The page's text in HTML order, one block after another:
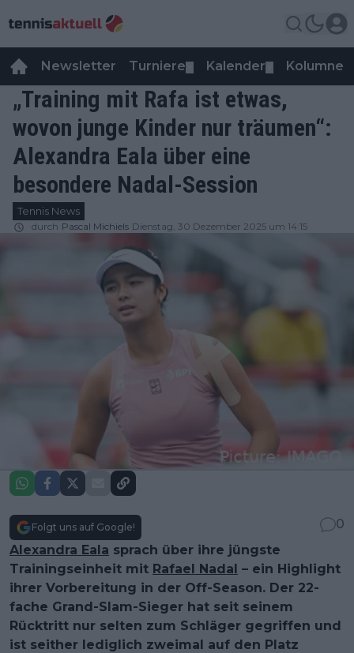
Newsletter Turniere Kalender Kolumnen
„Training mit Rafa ist etwas,
wovon junge Kinder nur träumen“:
Alexandra Eala über eine
besondere Nadal-Session
Tennis News
durch Pascal Michiels Dienstag, 30 Dezember 2025 um 14:15
Folgt uns auf Google!
0
Alexandra Eala sprach über ihre jüngste
Trainingseinheit mit Rafael Nadal – ein Highlight
ihrer Vorbereitung in der Off-Season. Der 22-
fache Grand-Slam-Sieger hat seit seinem
Rücktritt nur selten zum Schläger gegriffen und
ist seither lediglich zweimal auf den Platz